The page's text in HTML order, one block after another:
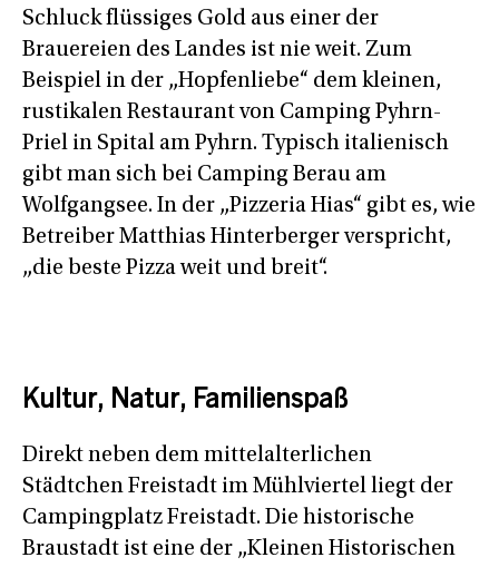
Schluck flüssiges Gold aus einer der
Brauereien des Landes ist nie weit. Zum
Beispiel in der „Hopfenliebe“ dem kleinen,
rustikalen Restaurant von Camping Pyhrn-
Priel in Spital am Pyhrn. Typisch italienisch
gibt man sich bei Camping Berau am
Wolfgangsee. In der „Pizzeria Hias“ gibt es, wie
Betreiber Matthias Hinterberger verspricht,
„die beste Pizza weit und breit“.
Kultur, Natur, Familienspaß
Direkt neben dem mittelalterlichen
Städtchen Freistadt im Mühlviertel liegt der
Campingplatz Freistadt. Die historische
Braustadt ist eine der „Kleinen Historischen